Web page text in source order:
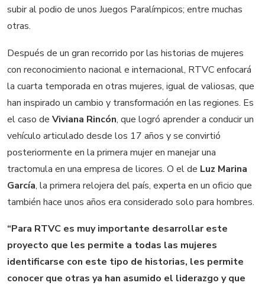
subir al podio de unos Juegos Paralímpicos; entre muchas
otras.
Después de un gran recorrido por las historias de mujeres
con reconocimiento nacional e internacional, RTVC enfocará
la cuarta temporada en otras mujeres, igual de valiosas, que
han inspirado un cambio y transformación en las regiones. Es
el caso de Viviana Rincón, que logró aprender a conducir un
vehículo articulado desde los 17 años y se convirtió
posteriormente en la primera mujer en manejar una
tractomula en una empresa de licores. O el de Luz Marina
García, la primera relojera del país, experta en un oficio que
también hace unos años era considerado solo para hombres.
“Para RTVC es muy importante desarrollar este
proyecto que les permite a todas las mujeres
identificarse con este tipo de historias, les permite
conocer que otras ya han asumido el liderazgo y que